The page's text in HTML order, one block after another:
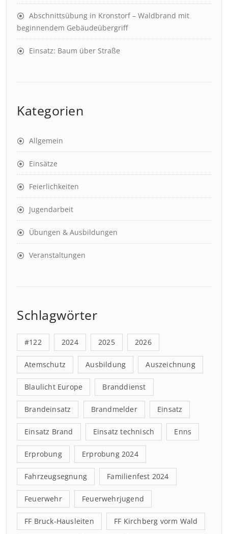
Abschnittsübung in Kronstorf – Waldbrand mit
beginnendem Gebäudeübergriff
Einsatz: Baum über Straße
Kategorien
Allgemein
Einsätze
Feierlichkeiten
Jugendarbeit
Übungen & Ausbildungen
Veranstaltungen
Schlagwörter
#122 2024 2025 2026
Atemschutz Ausbildung Auszeichnung
Blaulicht Europe Branddienst
Brandeinsatz Brandmelder Einsatz
Einsatz Brand Einsatz technisch Enns
Erprobung Erprobung 2024
Fahrzeugsegnung Familienfest 2024
Feuerwehr Feuerwehrjugend
FF Bruck-Hausleiten FF Kirchberg vorm Wald